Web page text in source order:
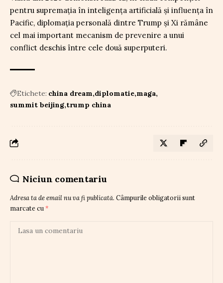
pentru supremația în inteligența artificială și influența în
Pacific, diplomația personală dintre Trump și Xi rămâne
cel mai important mecanism de prevenire a unui
conflict deschis între cele două superputeri.
Etichete: china dream diplomatie maga
summit beijing trump china
Niciun comentariu
Adresa ta de email nu va fi publicată. Câmpurile obligatorii sunt
marcate cu *